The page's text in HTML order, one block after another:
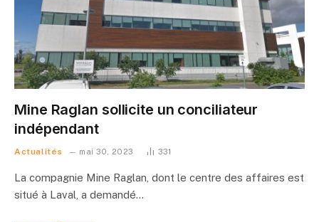
Mine Raglan sollicite un conciliateur
indépendant
Actualités mai 30, 2023 331
La compagnie Mine Raglan, dont le centre des affaires est
situé à Laval, a demandé…